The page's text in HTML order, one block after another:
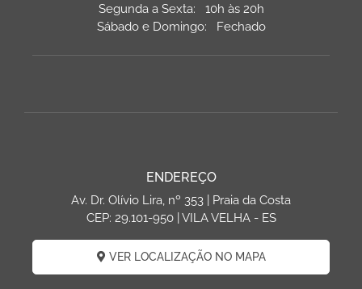
Segunda a Sexta: 10h às 20h
Sábado e Domingo: Fechado
ENDEREÇO
Av. Dr. Olívio Lira, nº 353 | Praia da Costa
CEP: 29.101-950 | VILA VELHA - ES
VER LOCALIZAÇÃO NO MAPA